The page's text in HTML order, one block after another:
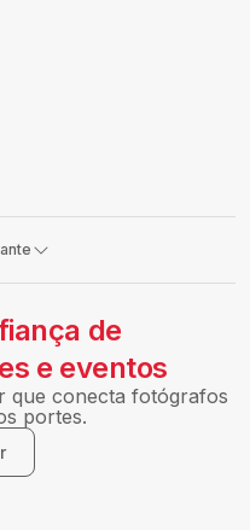
de
e eventos
que conecta fotógrafos
portes.